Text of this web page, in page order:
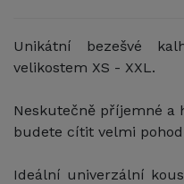
Unikátní bezešvé
velikostem XS - XXL.
Neskutečně příjemné a
budete cítit velmi
Ideální univerzální